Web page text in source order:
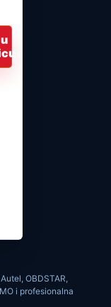
OBDSTAR,
i profesionalna